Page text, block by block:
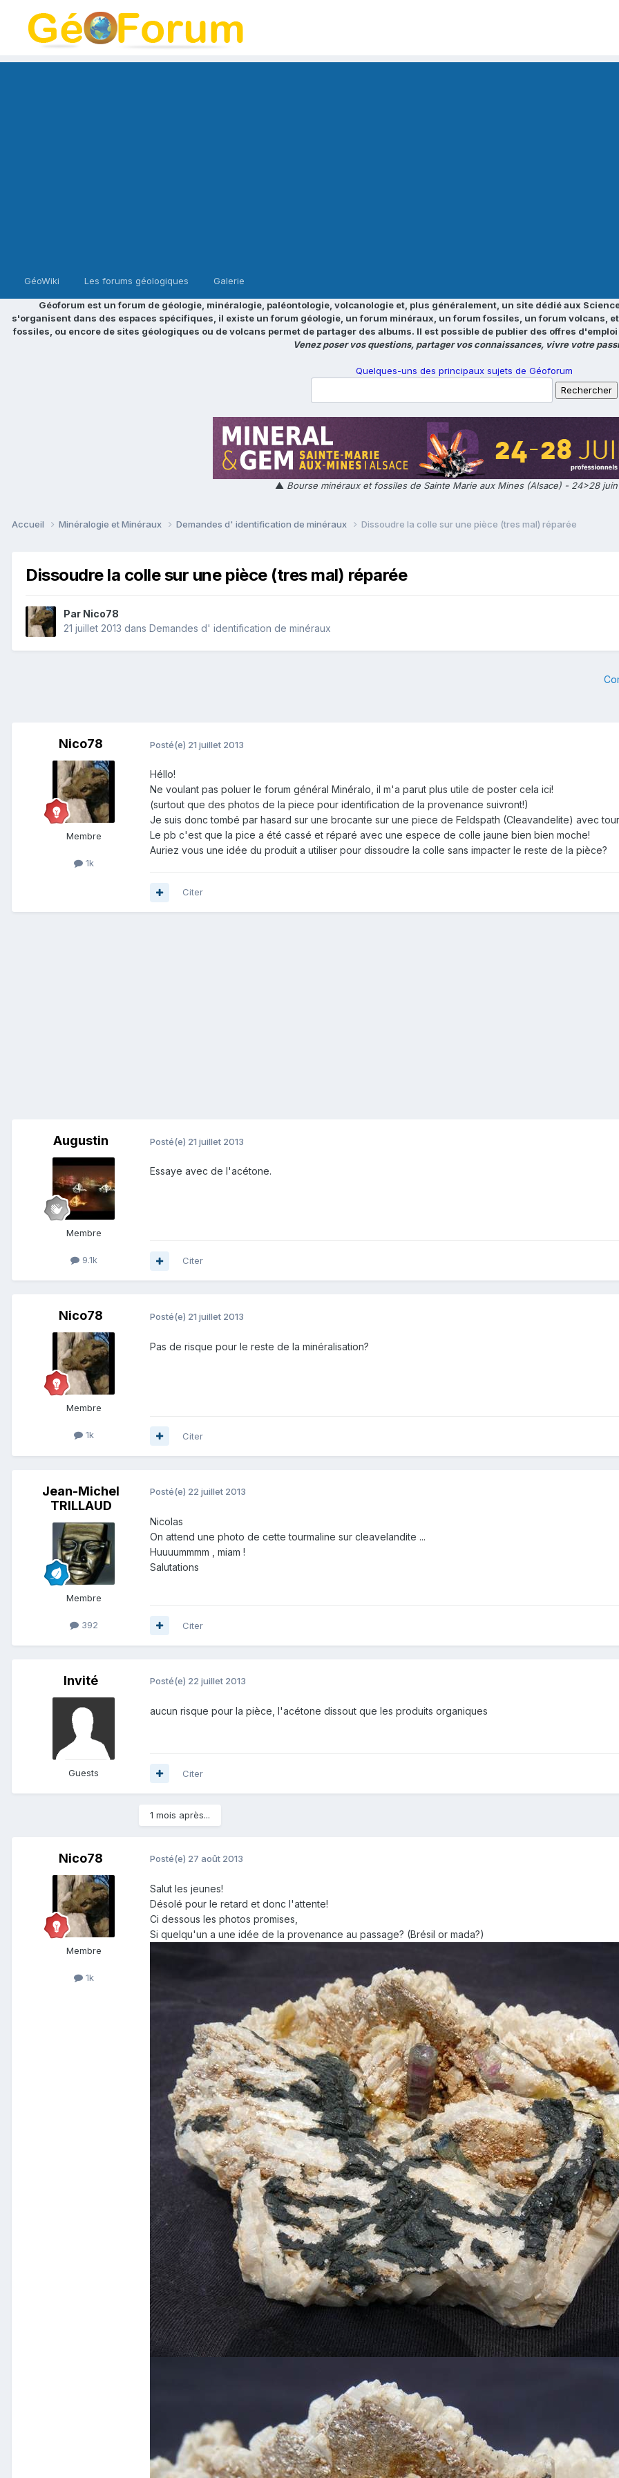
GéoWiki Les forums géologiques Galerie
Géoforum est un forum de géologie, minéralogie, paléontologie, volcanologie et, plus généralement, un site dédié aux
s'organisent dans des espaces spécifiques, il existe un forum géologie, un forum minéraux, un forum fossiles, un forum volcans,
fossiles, ou encore de sites géologiques ou de volcans permet de partager des albums. Il est possible de publier des offres
Venez poser vos questions, partager vos connaissances, vivre votre
Quelques-uns des principaux sujets de Géoforum
▲ Bourse minéraux et fossiles de Sainte Marie aux Mines (Alsace) - 24>28
Accueil Minéralogie et Minéraux Demandes d' identification de minéraux Dissoudre la colle sur une pièce (tres mal) réparée
Dissoudre la colle sur une pièce (tres mal) réparée
Par Nico78
21 juillet 2013 dans Demandes d' identification de minéraux
Nico78
Membre
1k
Posté(e) 21 juillet 2013
Héllo!
Ne voulant pas poluer le forum général Minéralo, il m'a parut plus utile de poster cela ici!
(surtout que des photos de la piece pour identification de la provenance suivront!)
Je suis donc tombé par hasard sur une brocante sur une piece de Feldspath (Cleavandelite) avec
Le pb c'est que la pice a été cassé et réparé avec une espece de colle jaune bien bien moche!
Auriez vous une idée du produit a utiliser pour dissoudre la colle sans impacter le reste de la pièce?
Citer
Augustin
Membre
9.1k
Posté(e) 21 juillet 2013
Essaye avec de l'acétone.
Citer
Nico78
Membre
1k
Posté(e) 21 juillet 2013
Pas de risque pour le reste de la minéralisation?
Citer
Jean-Michel
TRILLAUD
Membre
392
Posté(e) 22 juillet 2013
Nicolas
On attend une photo de cette tourmaline sur cleavelandite ...
Huuuummmm , miam !
Salutations
Citer
Invité
Guests
Posté(e) 22 juillet 2013
aucun risque pour la pièce, l'acétone dissout que les produits organiques
Citer
1 mois après...
Nico78
Membre
1k
Posté(e) 27 août 2013
Salut les jeunes!
Désolé pour le retard et donc l'attente!
Ci dessous les photos promises,
Si quelqu'un a une idée de la provenance au passage? (Brésil or mada?)